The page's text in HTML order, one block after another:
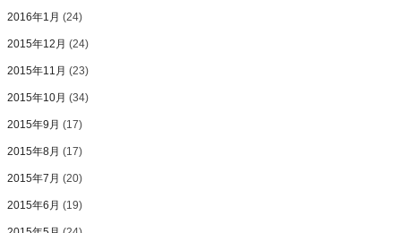
2016年1月 (24)
2015年12月 (24)
2015年11月 (23)
2015年10月 (34)
2015年9月 (17)
2015年8月 (17)
2015年7月 (20)
2015年6月 (19)